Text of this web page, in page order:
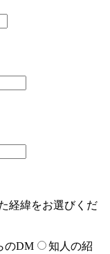
経緯をお選びくだ
のDM
知人の紹